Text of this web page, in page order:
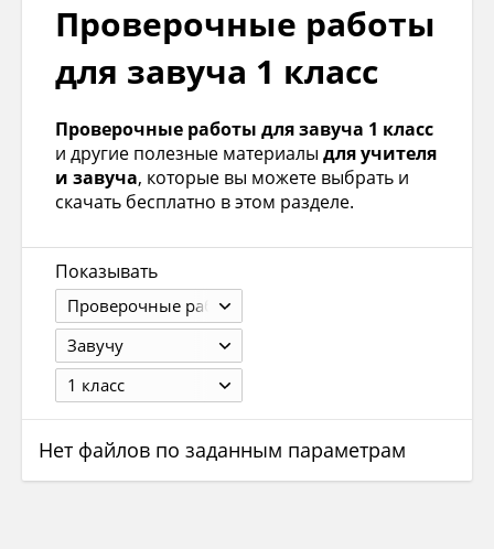
Проверочные работы
для завуча 1 класс
Проверочные работы для завуча 1 класс
и другие полезные материалы для учителя
и завуча, которые вы можете выбрать и
скачать бесплатно в этом разделе.
Показывать
Проверочные работы
Завучу
1 класс
Нет файлов по заданным параметрам